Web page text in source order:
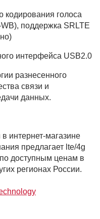
кодирования голоса
поддержка SRLTE
интерфейса USB2.0
разнесенного
связи и
данных.
интернет-магазине
предлагает lte/4g
доступным ценам в
регионах России.